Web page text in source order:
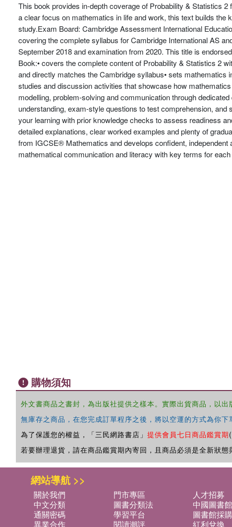
This book provides in-depth coverage of Probability & Statistics
a clear focus on mathematics in life and work, this text builds
study.Exam Board: Cambridge Assessment International
covering the complete syllabus for Cambridge International AS
September 2018 and examination from 2020. This title is
Book:• covers the complete content of Probability & Statistics 2
and directly matches the Cambridge syllabus• sets
studies and discussion activities that showcase how
modelling, problem-solving and communication through
understanding, exam-style questions to test comprehension,
your learning with prior knowledge checks to assess readiness
detailed explanations, clear worked examples and plenty of
from IGCSE® Mathematics and develops confident,
mathematical communication and literacy with key terms for
購物須知
外文書商品之書封，為出版社提供之樣本。實際出貨商品，以
無庫存之商品，在您完成訂單程序之後，將以空運的方式為你
為了保護您的權益，「三民網路書店」 提供會員七日商品鑑賞期
若要辦理退貨，請在商品鑑賞期內寄回，且商品必須是全新狀
網站導航 >>
關於我們 門市專區 人才招募
中文分類
圖書分類法 中國圖書
通關密碼
學習平台 圖書館採
異業合作
閱讀潮評 紅利兌換